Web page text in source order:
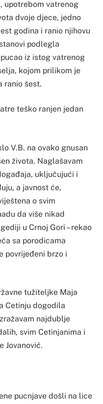
upotrebom vatrenog
dvoje djece, jedno
godina i ranio njihovu
podlegla
iz istog vatrenog
kojom prilikom je
ranio šest.
teško ranjen jedan
V.B. na ovako gnusan
života. Naglašavam
uključujući i
a javnost će,
o svim
da više nikad
u Crnoj Gori – rekao
sa porodicama
povrijeđeni brzo i
tužiteljke Maja
Cetinju dogodila
najdublje
svim Cetinjanima i
Jovanović.
pucnjave došli na lice